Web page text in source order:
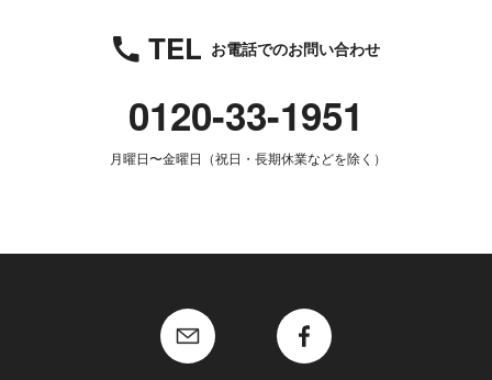
TEL お電話でのお問い合わせ
0120-33-1951
月曜日〜金曜日（祝日・長期休業などを除く）